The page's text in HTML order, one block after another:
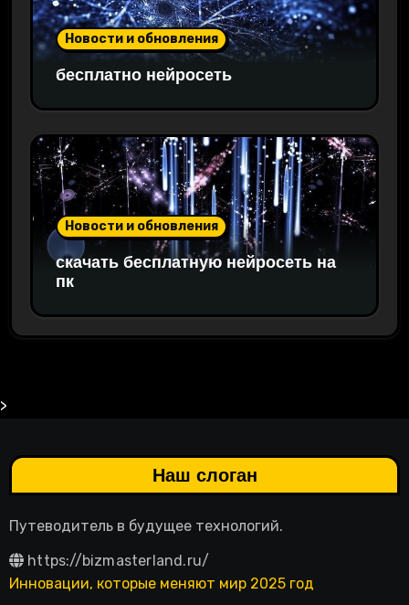
Новости и обновления
бесплатно нейросеть
Новости и обновления
скачать бесплатную нейросеть на
пк
>
Наш слоган
Путеводитель в будущее технологий.
https://bizmasterland.ru/
Инновации, которые меняют мир 2025 год